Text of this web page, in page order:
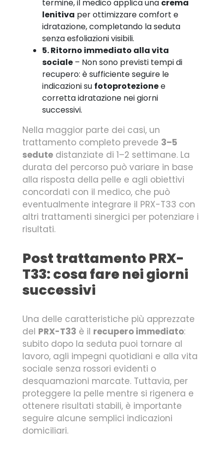
termine, il medico applica una crema
lenitiva per ottimizzare comfort e
idratazione, completando la seduta
senza esfoliazioni visibili.
5. Ritorno immediato alla vita
sociale – Non sono previsti tempi di
recupero: è sufficiente seguire le
indicazioni su fotoprotezionee
corretta idratazione nei giorni
successivi.
Nella maggior parte dei casi, un
trattamento completo prevede 3–5
sedute distanziate di 1–2 settimane. La
durata del percorso può variare in base
alla risposta della pelle e agli obiettivi
concordati con il medico, che può
eventualmente integrare il PRX-T33 con
altri trattamenti sinergici per potenziare i
risultati.
Post trattamento PRX-
T33: cosa fare nei giorni
successivi
Una delle caratteristiche più apprezzate
del PRX-T33 è il recupero immediato:
subito dopo la seduta puoi tornare al
lavoro, agli impegni quotidiani e alla vita
sociale senza rossori evidenti o
desquamazioni marcate. Tuttavia, per
proteggere la pelle mentre si rigenera e
ottenere risultati stabili, è importante
seguire alcune semplici indicazioni
domiciliari.